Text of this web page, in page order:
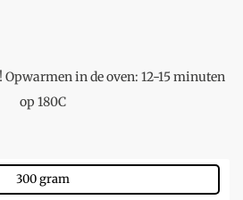
Opwarmen in de oven: 12-15 minuten
op 180C
300 gram